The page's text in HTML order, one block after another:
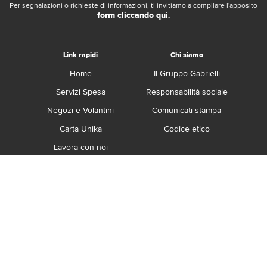
Per segnalazioni o richieste di informazioni, ti invitiamo a compilare l'apposito
form cliccando qui.
Link rapidi
Home
Servizi Spesa
Negozi e Volantini
Carta Unika
Lavora con noi
Chi siamo
Il Gruppo Gabrielli
Responsabilità sociale
Comunicati stampa
Codice etico